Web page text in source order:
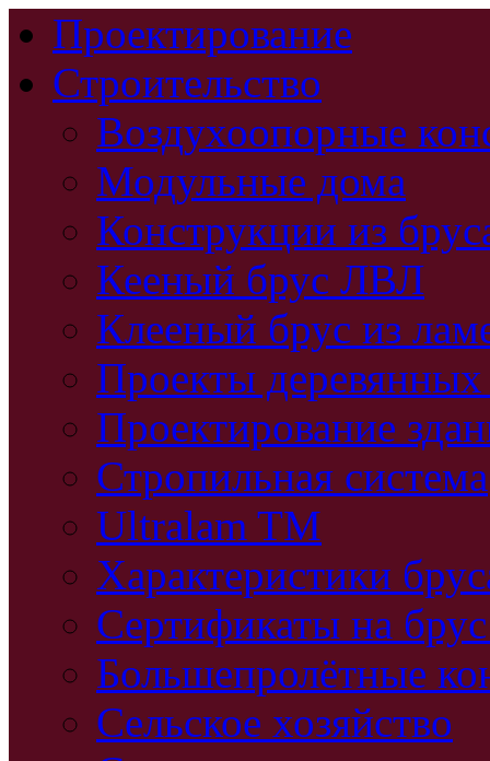
Проектирование
Строительство
Воздухоопорные
Модульные дома
Конструкции из
Кееный брус ЛВЛ
Клееный брус из
Проекты
Проектирование
Стропильная система
Ultralam TM
Характеристики
Сертификаты на
Большепролётные
Сельское хозяйство